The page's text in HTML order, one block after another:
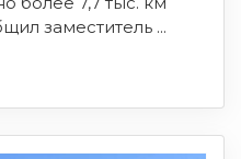
заместитель ...